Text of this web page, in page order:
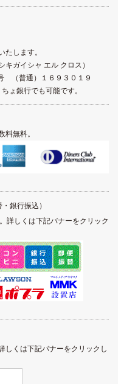
たします。
ガイシャ エル クロス）
（普通）１６９３０１９
ょ銀行でも可能です。
料無料。
銀行振込）
詳しくは下記バナーをクリック
しくは下記バナーをクリックし